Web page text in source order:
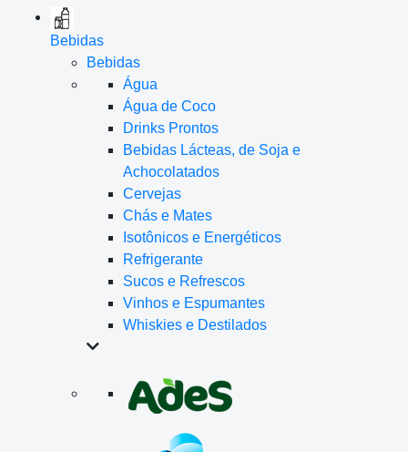
Bebidas
Bebidas
Água
Água de Coco
Drinks Prontos
Bebidas Lácteas, de Soja e
Achocolatados
Cervejas
Chás e Mates
Isotônicos e Energéticos
Refrigerante
Sucos e Refrescos
Vinhos e Espumantes
Whiskies e Destilados